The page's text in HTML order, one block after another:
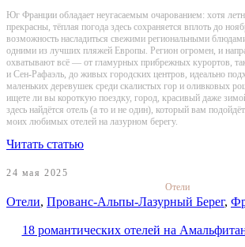
Юг Франции обладает неугасаемым очарованием: хотя
прекрасны, тёплая погода здесь сохраняется вплоть до
возможность насладиться свежими региональными
одними из лучших пляжей Европы. Регион огромен, и
охватывают всё — от гламурных прибрежных курортов,
и Сен-Рафаэль, до живых городских центров, идеально
маленьких деревушек среди скалистых гор и оливковых
ищете ли вы короткую поездку, город, красивый даже
здесь найдётся отель (а то и не один), который вам
моих любимых отелей на лазурном берегу.
Читать статью
24 мая 2025
Отели
Отели, Прованс-Альпы-Лазурный Берег,
18 романтических отелей на